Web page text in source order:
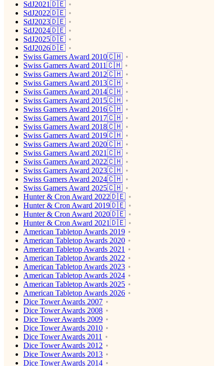
SdJ2021🇩🇪
SdJ2022🇩🇪
SdJ2023🇩🇪
SdJ2024🇩🇪
SdJ2025🇩🇪
SdJ2026🇩🇪
Swiss Gamers Award 2010🇨🇭
Swiss Gamers Award 2011🇨🇭
Swiss Gamers Award 2012🇨🇭
Swiss Gamers Award 2013🇨🇭
Swiss Gamers Award 2014🇨🇭
Swiss Gamers Award 2015🇨🇭
Swiss Gamers Award 2016🇨🇭
Swiss Gamers Award 2017🇨🇭
Swiss Gamers Award 2018🇨🇭
Swiss Gamers Award 2019🇨🇭
Swiss Gamers Award 2020🇨🇭
Swiss Gamers Award 2021🇨🇭
Swiss Gamers Award 2022🇨🇭
Swiss Gamers Award 2023🇨🇭
Swiss Gamers Award 2024🇨🇭
Swiss Gamers Award 2025🇨🇭
Hunter & Cron Award 2022🇩🇪
Hunter & Cron Award 2019🇩🇪
Hunter & Cron Award 2020🇩🇪
Hunter & Cron Award 2021🇩🇪
American Tabletop Awards 2019
American Tabletop Awards 2020
American Tabletop Awards 2021
American Tabletop Awards 2022
American Tabletop Awards 2023
American Tabletop Awards 2024
American Tabletop Awards 2025
American Tabletop Awards 2026
Dice Tower Awards 2007
Dice Tower Awards 2008
Dice Tower Awards 2009
Dice Tower Awards 2010
Dice Tower Awards 2011
Dice Tower Awards 2012
Dice Tower Awards 2013
Dice Tower Awards 2014